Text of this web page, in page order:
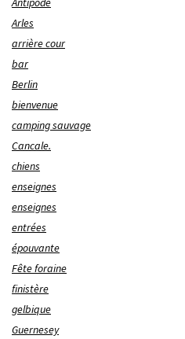
Arles
arrière cour
bar
Berlin
bienvenue
camping sauvage
Cancale.
chiens
enseignes
enseignes
entrées
épouvante
Fête foraine
finistère
gelbique
Guernesey